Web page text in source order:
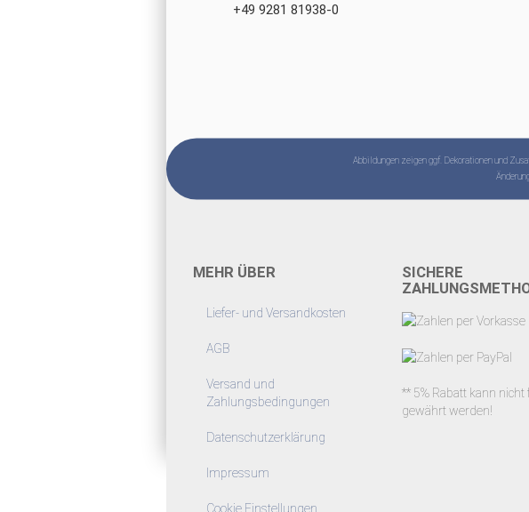
+49 9281 81938-0
Abbildungen zeigen ggf. Dekorationen und
MEHR ÜBER
Liefer- und Versandkosten
AGB
Versand und
Zahlungsbedingungen
Datenschutzerklärung
Impressum
Cookie Einstellungen
SICHERE
** 5% Rabatt kann nicht
gewährt werden!